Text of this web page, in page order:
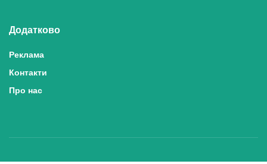
Додатково
Реклама
Контакти
Про нас